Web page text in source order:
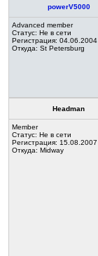
powerV5000
Advanced member
Статус: Не в сети
Регистрация: 04.06.2004
Откуда: St Petersburg
Headman
Member
Статус: Не в сети
Регистрация: 15.08.2007
Откуда: Midway